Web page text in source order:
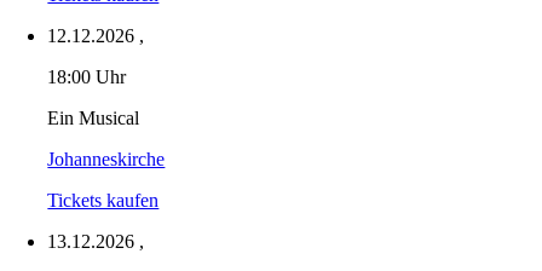
12.12.2026 ,
18:00 Uhr
Ein Musical
Johanneskirche
Tickets kaufen
13.12.2026 ,